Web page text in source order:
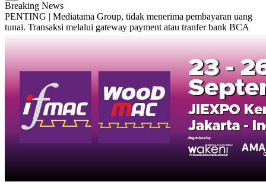
Breaking News
PENTING | Mediatama Group, tidak menerima pembayaran uang
tunai. Transaksi melalui gateway payment atau tranfer bank BCA